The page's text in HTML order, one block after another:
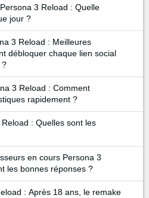
3 Reload : Quelle
jour ?
3 Reload : Meilleures
débloquer chaque lien social
?
3 Reload : Comment
rapidement ?
: Quelles sont les
en cours Persona 3
les bonnes réponses ?
: Après 18 ans, le remake